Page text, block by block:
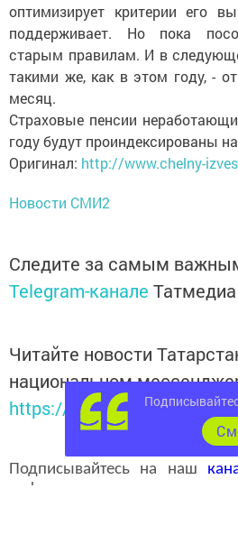
оптимизирует критерии его
поддерживает. Но пока
старым правилам. И в
такими же, как в этом году, -
месяц.
Страховые пенсии
году будут проиндексированы
Оригинал: http://www.chelny-
Новости СМИ2
Следите за самым
Telegram-канале Татмедиа
Читайте новости
национальном
https://max.ru/tatmedia
Подписывайтесь на наш
информ»